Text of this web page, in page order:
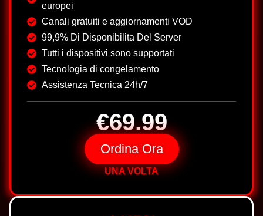
europei
Canali gratuiti e aggiornamenti VOD
99,9% Di Disponibilita Del Server
Tutti i dispositivi sono supportati
Tecnologia di congelamento
Assistenza Tecnica 24h/7
€69.99
Ordina Ora
UNA VOLTA